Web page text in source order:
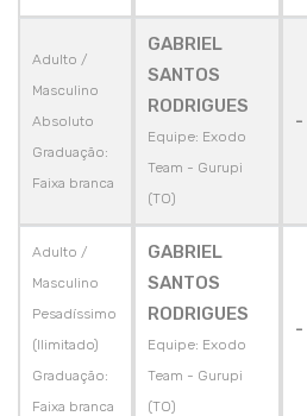
Adulto /
Masculino
Absoluto
Graduação:
Faixa branca
GABRIEL
SANTOS
RODRIGUES
Equipe: Exodo
Team - Gurupi
(TO)
-
Adulto /
Masculino
Pesadíssimo
(Ilimitado)
Graduação:
Faixa branca
GABRIEL
SANTOS
RODRIGUES
Equipe: Exodo
Team - Gurupi
(TO)
-